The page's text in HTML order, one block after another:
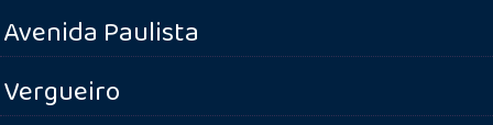
Avenida Paulista
Vergueiro